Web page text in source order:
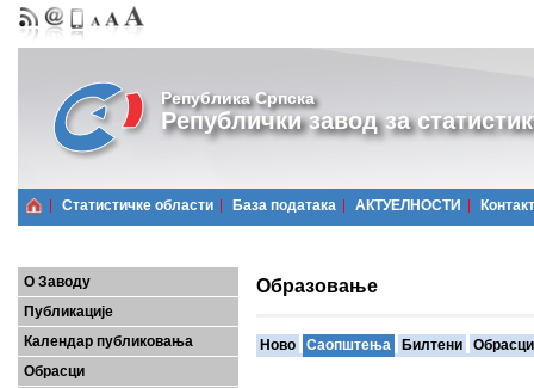
Република Српска
Републички завод за
Статистичке области Базa података АКТУЕЛНОСТИ Контакт
О Заводу
Публикације
Календар публиковања
Обрасци
Образовање
Ново Саопштења Билтени Обрасци